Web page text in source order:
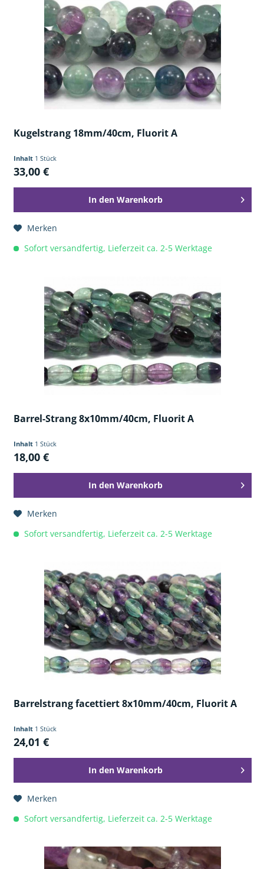
Kugelstrang 18mm/40cm, Fluorit A
Inhalt 1 Stück
33,00 €
In den Warenkorb
Merken
Sofort versandfertig, Lieferzeit ca. 2-5 Werktage
Barrel-Strang 8x10mm/40cm, Fluorit A
Inhalt 1 Stück
18,00 €
In den Warenkorb
Merken
Sofort versandfertig, Lieferzeit ca. 2-5 Werktage
Barrelstrang facettiert 8x10mm/40cm, Fluorit A
Inhalt 1 Stück
24,01 €
In den Warenkorb
Merken
Sofort versandfertig, Lieferzeit ca. 2-5 Werktage